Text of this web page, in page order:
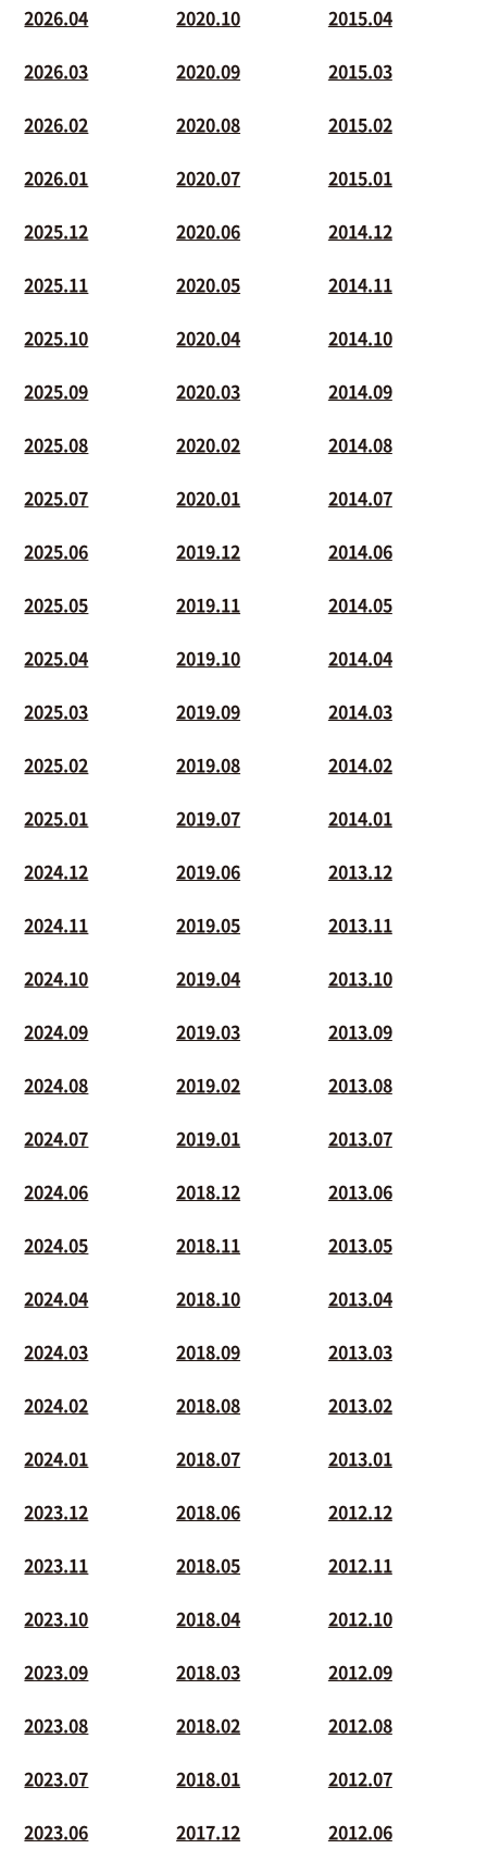
2026.04
2026.03
2026.02
2026.01
2025.12
2025.11
2025.10
2025.09
2025.08
2025.07
2025.06
2025.05
2025.04
2025.03
2025.02
2025.01
2024.12
2024.11
2024.10
2024.09
2024.08
2024.07
2024.06
2024.05
2024.04
2024.03
2024.02
2024.01
2023.12
2023.11
2023.10
2023.09
2023.08
2023.07
2023.06
2020.10
2020.09
2020.08
2020.07
2020.06
2020.05
2020.04
2020.03
2020.02
2020.01
2019.12
2019.11
2019.10
2019.09
2019.08
2019.07
2019.06
2019.05
2019.04
2019.03
2019.02
2019.01
2018.12
2018.11
2018.10
2018.09
2018.08
2018.07
2018.06
2018.05
2018.04
2018.03
2018.02
2018.01
2017.12
2015.04
2015.03
2015.02
2015.01
2014.12
2014.11
2014.10
2014.09
2014.08
2014.07
2014.06
2014.05
2014.04
2014.03
2014.02
2014.01
2013.12
2013.11
2013.10
2013.09
2013.08
2013.07
2013.06
2013.05
2013.04
2013.03
2013.02
2013.01
2012.12
2012.11
2012.10
2012.09
2012.08
2012.07
2012.06